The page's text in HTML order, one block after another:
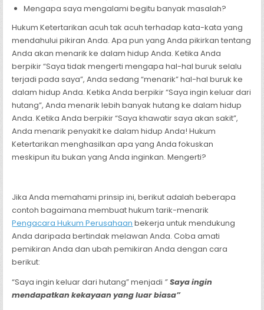
Mengapa saya mengalami begitu banyak masalah?
Hukum Ketertarikan acuh tak acuh terhadap kata-kata yang
mendahului pikiran Anda. Apa pun yang Anda pikirkan tentang
Anda akan menarik ke dalam hidup Anda. Ketika Anda
berpikir “Saya tidak mengerti mengapa hal-hal buruk selalu
terjadi pada saya”, Anda sedang “menarik” hal-hal buruk ke
dalam hidup Anda. Ketika Anda berpikir “Saya ingin keluar dari
hutang”, Anda menarik lebih banyak hutang ke dalam hidup
Anda. Ketika Anda berpikir “Saya khawatir saya akan sakit”,
Anda menarik penyakit ke dalam hidup Anda! Hukum
Ketertarikan menghasilkan apa yang Anda fokuskan
meskipun itu bukan yang Anda inginkan. Mengerti?
Jika Anda memahami prinsip ini, berikut adalah beberapa
contoh bagaimana membuat hukum tarik-menarik
Pengacara Hukum Perusahaan bekerja untuk mendukung
Anda daripada bertindak melawan Anda. Coba amati
pemikiran Anda dan ubah pemikiran Anda dengan cara
berikut:
“Saya ingin keluar dari hutang” menjadi ”Saya ingin
mendapatkan kekayaan yang luar biasa”